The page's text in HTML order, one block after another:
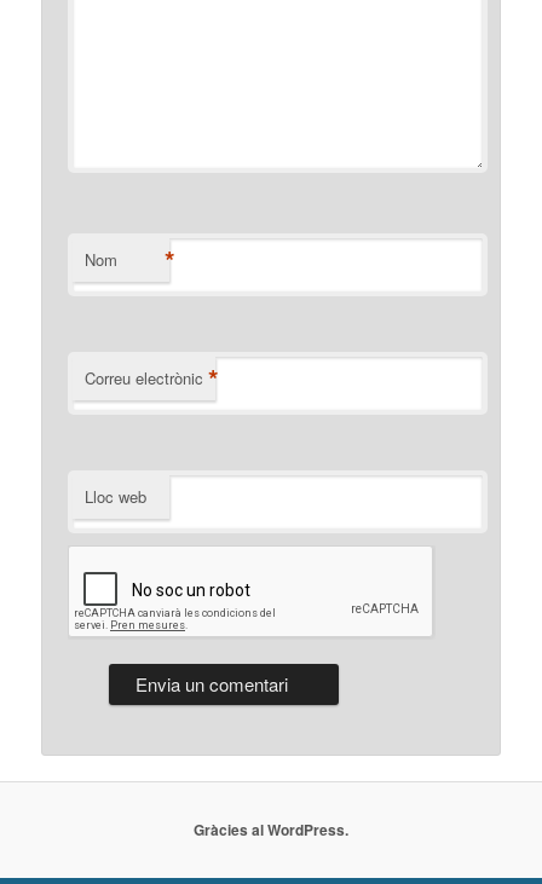
Nom *
Correu electrònic *
Lloc web
Gràcies al WordPress.